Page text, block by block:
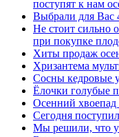
поступят к нам
Выбрали для Вас
Не стоит сильно
при покупке
Хиты продаж
Хризантема
Сосны кедровые
Ёлочки голубые
Осенний хвоепад
Сегодня
Мы решили, что у